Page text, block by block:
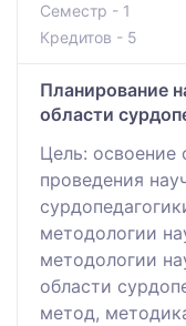
Семестр - 1
Кредитов - 5
Планирование
области
Цель: освоение
проведения
методологии
методологии
области
метод,